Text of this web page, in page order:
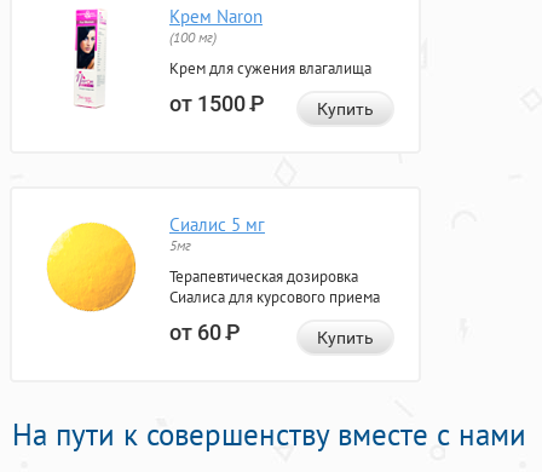
Крем Naron
(100 мг)
Крем для сужения влагалища
от 1500Р Купить
Сиалис 5 мг
5мг
Терапевтическая дозировка
Сиалиса для курсового приема
от 60Р Купить
На пути к совершенству вместе с нами